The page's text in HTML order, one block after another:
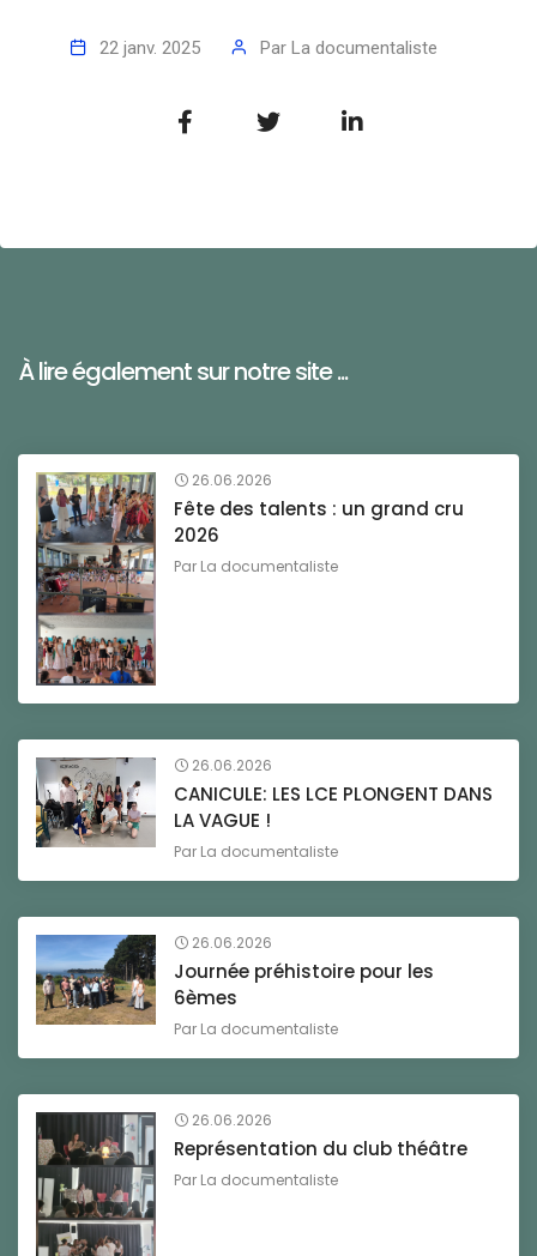
22 janv. 2025 Par La documentaliste
À lire également sur notre site ...
26.06.2026
Fête des talents : un grand cru
2026
Par La documentaliste
26.06.2026
CANICULE: LES LCE PLONGENT DANS
LA VAGUE !
Par La documentaliste
26.06.2026
Journée préhistoire pour les
6èmes
Par La documentaliste
26.06.2026
Représentation du club théâtre
Par La documentaliste